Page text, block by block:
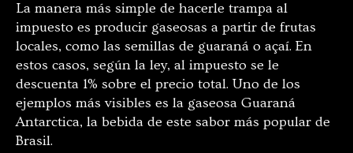
La manera más simple de hacerle trampa al
impuesto es producir gaseosas a partir de frutas
locales, como las semillas de guaraná o açaí. En
estos casos, según la ley, al impuesto se le
descuenta 1% sobre el precio total. Uno de los
ejemplos más visibles es la gaseosa Guaraná
Antarctica, la bebida de este sabor más popular de
Brasil.